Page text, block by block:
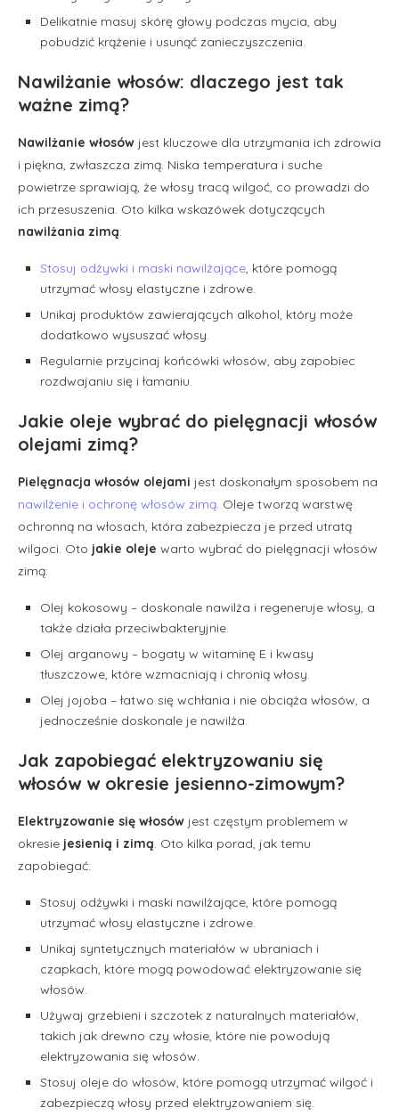
Delikatnie masuj skórę głowy podczas mycia, aby
pobudzić krążenie i usunąć zanieczyszczenia.
Nawilżanie włosów: dlaczego jest tak
ważne zimą?
Nawilżanie włosów jest kluczowe dla utrzymania ich zdrowia
i piękna, zwłaszcza zimą. Niska temperatura i suche
powietrze sprawiają, że włosy tracą wilgoć, co prowadzi do
ich przesuszenia. Oto kilka wskazówek dotyczących
nawilżania zimą:
Stosuj odżywki i maski nawilżające, które pomogą
utrzymać włosy elastyczne i zdrowe.
Unikaj produktów zawierających alkohol, który może
dodatkowo wysuszać włosy.
Regularnie przycinaj końcówki włosów, aby zapobiec
rozdwajaniu się i łamaniu.
Jakie oleje wybrać do pielęgnacji włosów
olejami zimą?
Pielęgnacja włosów olejami jest doskonałym sposobem na
nawilżenie i ochronę włosów zimą. Oleje tworzą warstwę
ochronną na włosach, która zabezpiecza je przed utratą
wilgoci. Oto jakie oleje warto wybrać do pielęgnacji włosów
zimą:
Olej kokosowy – doskonale nawilża i regeneruje włosy, a
także działa przeciwbakteryjnie.
Olej arganowy – bogaty w witaminę E i kwasy
tłuszczowe, które wzmacniają i chronią włosy.
Olej jojoba – łatwo się wchłania i nie obciąża włosów, a
jednocześnie doskonale je nawilża.
Jak zapobiegać elektryzowaniu się
włosów w okresie jesienno-zimowym?
Elektryzowanie się włosów jest częstym problemem w
okresie jesienią i zimą. Oto kilka porad, jak temu
zapobiegać:
Stosuj odżywki i maski nawilżające, które pomogą
utrzymać włosy elastyczne i zdrowe.
Unikaj syntetycznych materiałów w ubraniach i
czapkach, które mogą powodować elektryzowanie się
włosów.
Używaj grzebieni i szczotek z naturalnych materiałów,
takich jak drewno czy włosie, które nie powodują
elektryzowania się włosów.
Stosuj oleje do włosów, które pomogą utrzymać wilgoć i
zabezpieczą włosy przed elektryzowaniem się.